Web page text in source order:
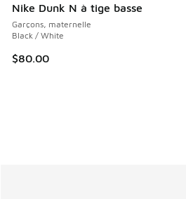
Nike Dunk N à tige basse
Garçons, maternelle
Black / White
$80.00